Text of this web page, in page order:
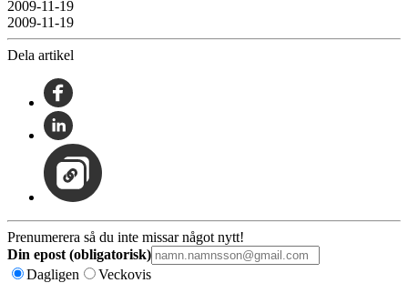
2009-11-19
2009-11-19
Dela artikel
Prenumerera så du inte missar något nytt!
Din epost (obligatorisk)
Dagligen
Veckovis